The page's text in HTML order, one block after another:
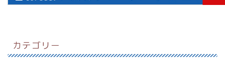
カテゴリー